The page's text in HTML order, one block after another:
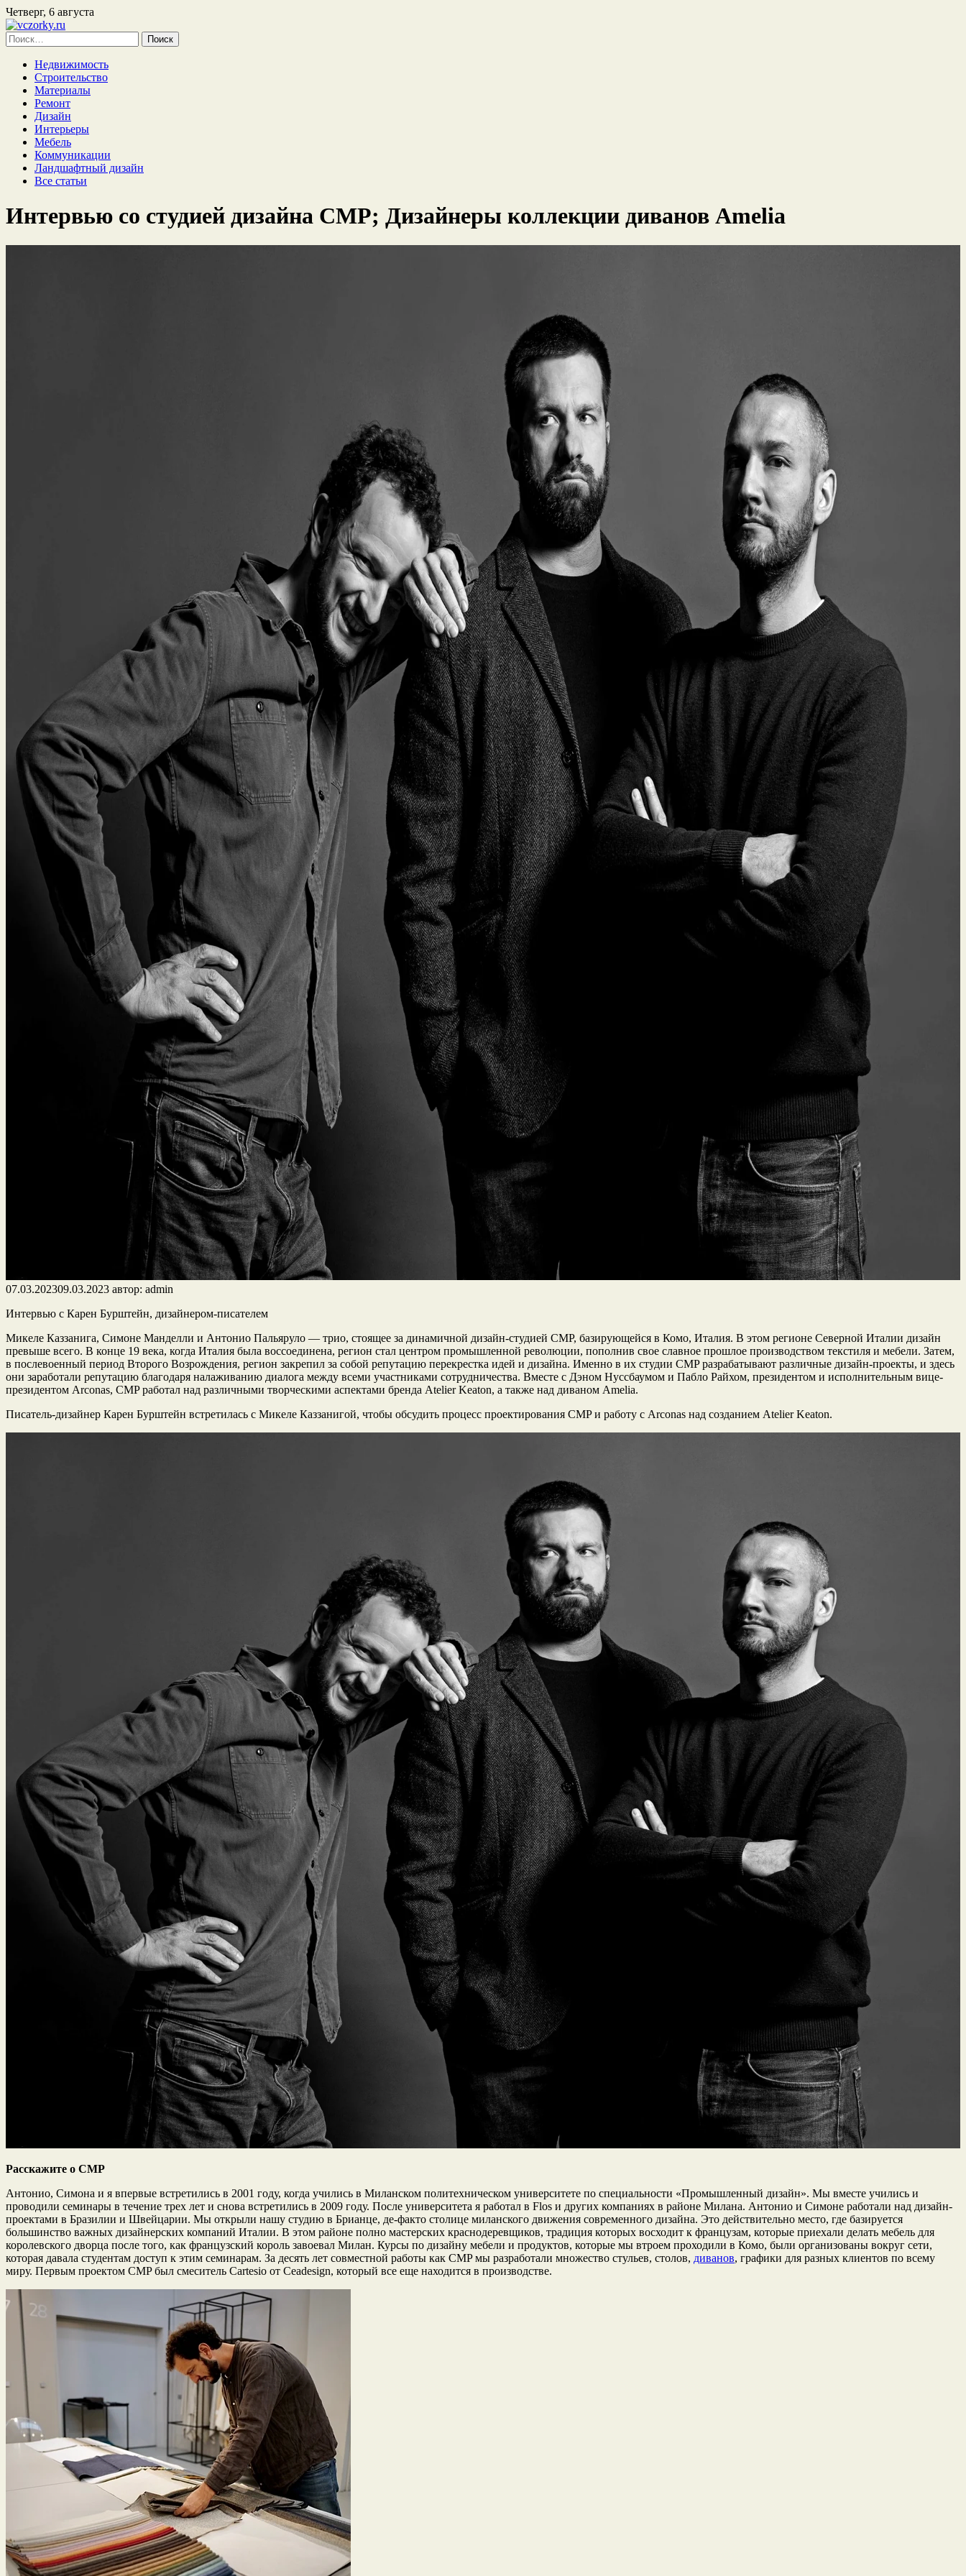
Четверг, 6 августа
Найти:
Недвижимость
Строительство
Материалы
Ремонт
Дизайн
Интерьеры
Мебель
Коммуникации
Ландшафтный дизайн
Все статьи
Интервью со студией дизайна CMP; Дизайнеры коллекции диванов Amelia
07.03.202309.03.2023 автор: admin
Интервью с Карен Бурштейн, дизайнером-писателем
Микеле Каззанига, Симоне Манделли и Антонио Пальяруло — трио, стоящее за динамичной дизайн-студией CMP, базирующейся в Комо, Италия. В этом регионе Северной Италии дизайн
превыше всего. В конце 19 века, когда Италия была воссоединена, регион стал центром промышленной революции, пополнив свое славное прошлое производством текстиля и мебели. Затем,
в послевоенный период Второго Возрождения, регион закрепил за собой репутацию перекрестка идей и дизайна. Именно в их студии CMP разрабатывают различные дизайн-проекты, и здесь
они заработали репутацию благодаря налаживанию диалога между всеми участниками сотрудничества. Вместе с Дэном Нуссбаумом и Пабло Райхом, президентом и исполнительным вице-
президентом Arconas, CMP работал над различными творческими аспектами бренда Atelier Keaton, а также над диваном Amelia.
Писатель-дизайнер Карен Бурштейн встретилась с Микеле Каззанигой, чтобы обсудить процесс проектирования CMP и работу с Arconas над созданием Atelier Keaton.
Расскажите о CMP
Антонио, Симона и я впервые встретились в 2001 году, когда учились в Миланском политехническом университете по специальности «Промышленный дизайн». Мы вместе учились и
проводили семинары в течение трех лет и снова встретились в 2009 году. После университета я работал в Flos и других компаниях в районе Милана. Антонио и Симоне работали над дизайн-
проектами в Бразилии и Швейцарии. Мы открыли нашу студию в Брианце, де-факто столице миланского движения современного дизайна. Это действительно место, где базируется
большинство важных дизайнерских компаний Италии. В этом районе полно мастерских краснодеревщиков, традиция которых восходит к французам, которые приехали делать мебель для
королевского дворца после того, как французский король завоевал Милан. Курсы по дизайну мебели и продуктов, которые мы втроем проходили в Комо, были организованы вокруг сети,
которая давала студентам доступ к этим семинарам. За десять лет совместной работы как CMP мы разработали множество стульев, столов, диванов, графики для разных клиентов по всему
миру. Первым проектом CMP был смеситель Cartesio от Ceadesign, который все еще находится в производстве.